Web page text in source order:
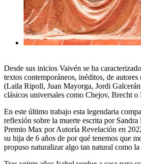
Desde sus inicios Vaivén se ha
textos contemporáneos, inéditos, de
(Laila Ripoll, Juan Mayorga, Jordi
clásicos universales como Chejov, Brecht
En este último trabajo esta legendaria
reflexión sobre la muerte escrita por Sandra
Premio Max por Autoría Revelación en
su hija de 6 años de por qué tenemos que
propuso naturalizar algo tan natural como la